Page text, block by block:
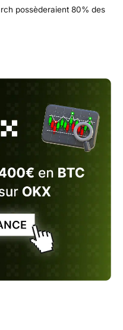
possèderaient 80% des